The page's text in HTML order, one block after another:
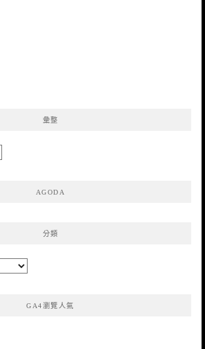
彙整
AGODA
分類
GA4瀏覽人氣